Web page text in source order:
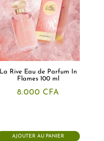
La Rive Eau de Parfum In
Flames 100 ml
8.000 CFA
AJOUTER AU PANIER